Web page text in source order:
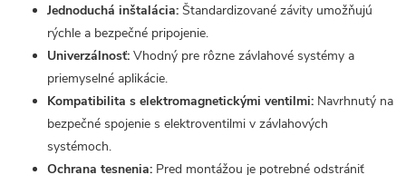
Jednoduchá inštalácia: Štandardizované závity umožňujú
rýchle a bezpečné pripojenie.
Univerzálnosť: Vhodný pre rôzne závlahové systémy a
priemyselné aplikácie.
Kompatibilita s elektromagnetickými ventilmi: Navrhnutý na
bezpečné spojenie s elektroventilmi v závlahových
systémoch.
Ochrana tesnenia: Pred montážou je potrebné odstrániť